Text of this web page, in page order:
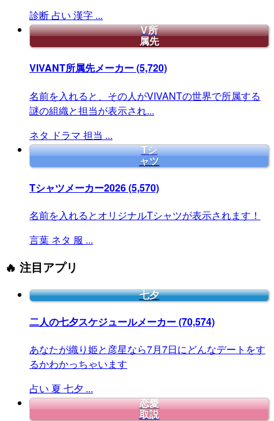
診断 占い 漢字 ...
V所
属先
VIVANT所属先メーカー(5,720)
名前を入れると、その人がVIVANTの世界で所属する
謎の組織と担当が表示され...
ネタ ドラマ 担当 ...
Tシ
ャツ
Tシャツメーカー2026(5,570)
名前を入れるとオリジナルTシャツが表示されます！
言葉 ネタ 服 ...
🔥 注目アプリ
七夕
二人の七夕スケジュールメーカー(70,574)
あなたが織り姫と彦星なら7月7日にどんなデートをす
るかわかっちゃいます
占い 夏 七夕 ...
恋愛
取説